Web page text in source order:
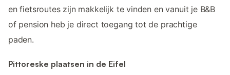
en fietsroutes zijn makkelijk te vinden en vanuit je B&B
of pension heb je direct toegang tot de prachtige
paden.
Pittoreske plaatsen in de Eifel